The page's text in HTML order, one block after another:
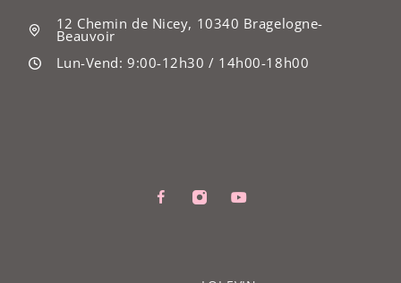
12 Chemin de Nicey, 10340 Bragelogne-
Beauvoir
Lun-Vend: 9:00-12h30 / 14h00-18h00